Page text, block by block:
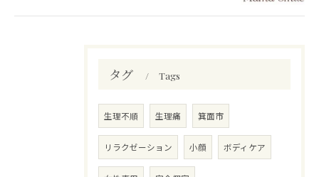
タグ Tags
生理不順 生理痛 箕面市
リラクゼーション 小顔 ボディケア